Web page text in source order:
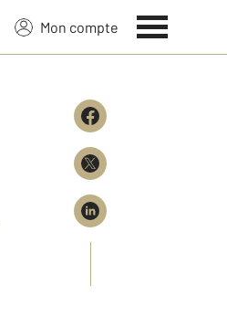
Mon compte